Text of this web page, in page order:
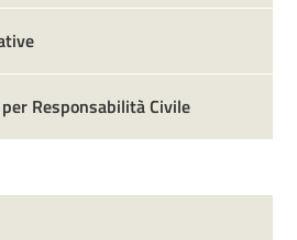
Responsabilità Civile